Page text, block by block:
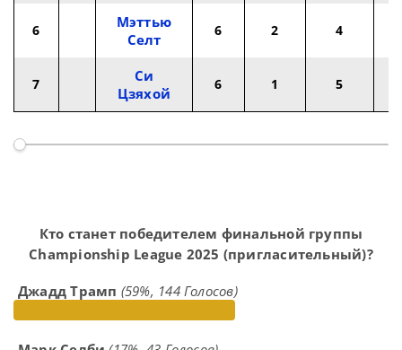
6
Мэттью
Селт
6 2 4
7
Си
Цзяхой
6 1 5
Кто станет победителем финальной группы
Championship League 2025 (пригласительный)?
Джадд Трамп (59%, 144 Голосов)